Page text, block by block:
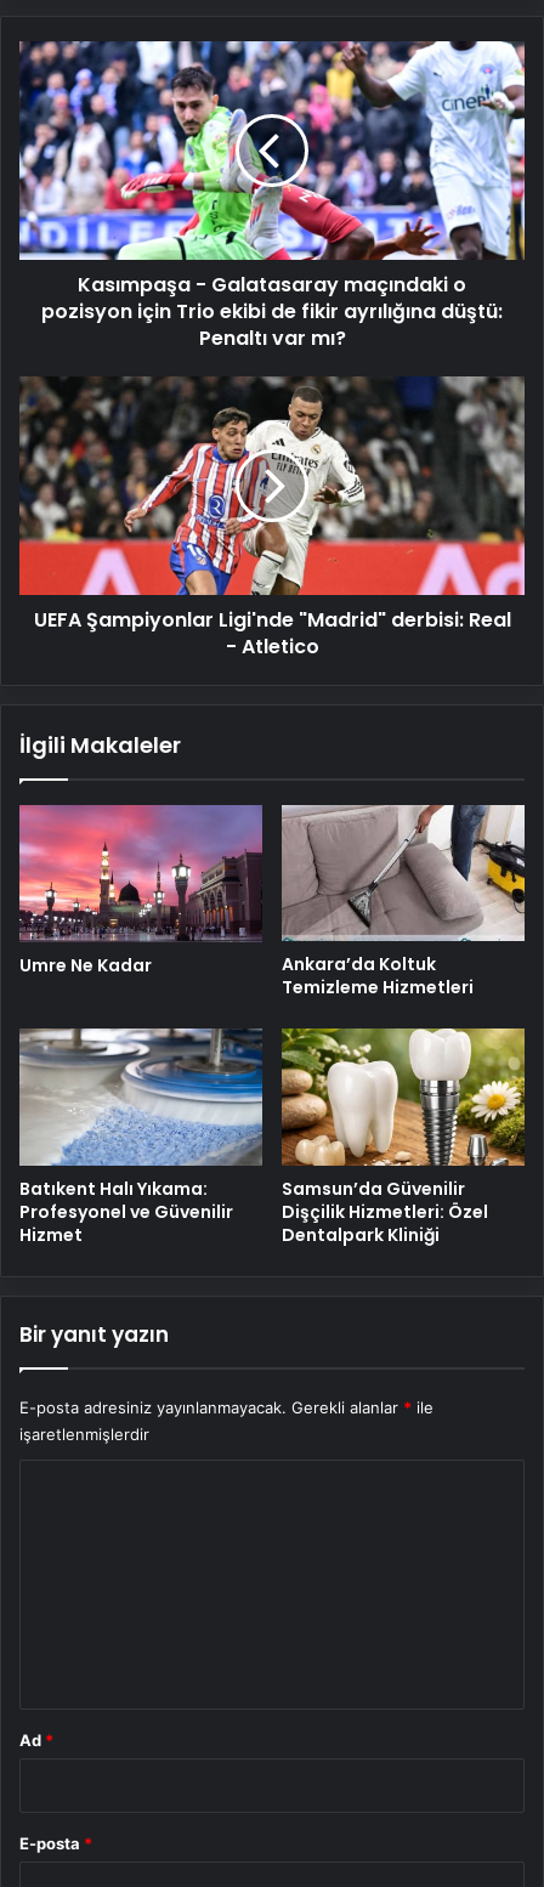
Kasımpaşa
Galatasaray
maçındaki
o
pozisyon
için
Trio
ekibi
fikir
Penaltı
var
mı?
Kasımpaşa - Galatasaray maçındaki o
pozisyon için Trio ekibi de fikir ayrılığına düştü:
Penaltı var mı?
UEFA
Şampiyonlar
Ligi'nde
"Madrid"
derbisi:
Real
-
UEFA Şampiyonlar Ligi'nde "Madrid" derbisi: Real
- Atletico
İlgili Makaleler
Umre Ne Kadar
Ankara’da Koltuk
Temizleme Hizmetleri
Batıkent Halı Yıkama:
Profesyonel ve Güvenilir
Hizmet
Samsun’da Güvenilir
Dişçilik Hizmetleri: Özel
Dentalpark Kliniği
Bir yanıt yazın
E-posta adresiniz yayınlanmayacak. Gerekli alanlar * ile
işaretlenmişlerdir
Ad *
E-posta *